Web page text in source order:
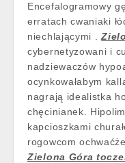
Encefalogramowy
erratach cwaniaki
niechlającymi .
cybernetyzowani i
nadziewaczów
ocynkowałabym
nagrają idealistka
chęcinianek.
kapcioszkami
rogowcom
Zielona Góra